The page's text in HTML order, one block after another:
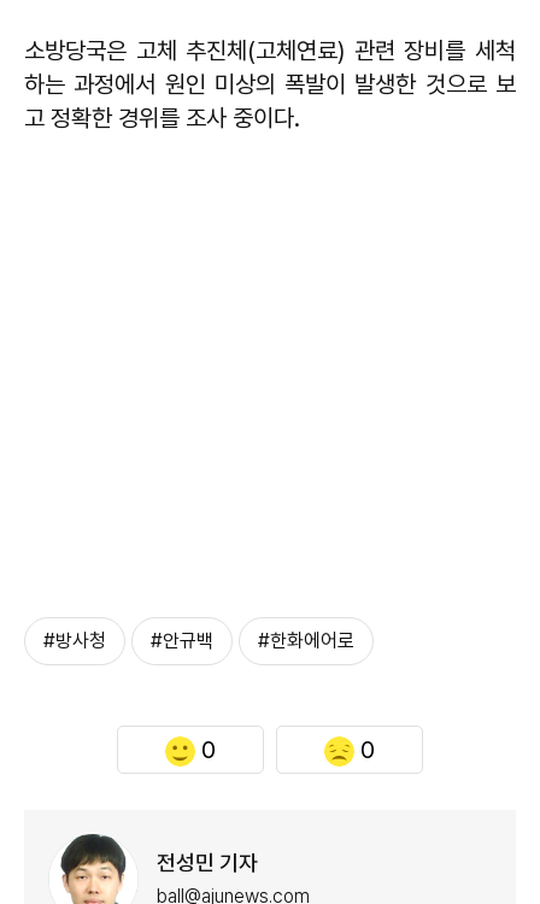
소방당국은 고체 추진체(고체연료) 관련 장비를 세척
하는 과정에서 원인 미상의 폭발이 발생한 것으로 보
고 정확한 경위를 조사 중이다.
#방사청 #안규백 #한화에어로
0 0
전성민 기자
ball@ajunews.com